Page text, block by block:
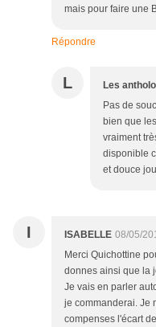
mais pour faire une
Répondre
L Les
Pas de
bien que
vraiment
disponible
et douce
I ISABELLE 08/05/
Merci Quichottine
donnes ainsi que la
Je vais en parler
je commanderai. Je
compenses l'écart